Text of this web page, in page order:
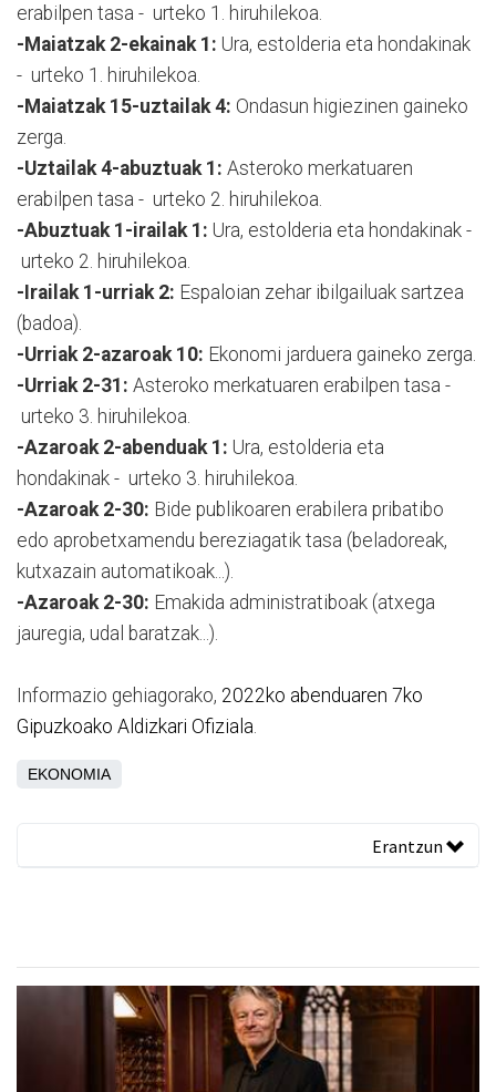
erabilpen tasa - urteko 1. hiruhilekoa.
-Maiatzak 2-ekainak 1: Ura, estolderia eta hondakinak
- urteko 1. hiruhilekoa.
-Maiatzak 15-uztailak 4: Ondasun higiezinen gaineko
zerga.
-Uztailak 4-abuztuak 1: Asteroko merkatuaren
erabilpen tasa - urteko 2. hiruhilekoa.
-Abuztuak 1-irailak 1: Ura, estolderia eta hondakinak -
urteko 2. hiruhilekoa.
-Irailak 1-urriak 2: Espaloian zehar ibilgailuak sartzea
(badoa).
-Urriak 2-azaroak 10: Ekonomi jarduera gaineko zerga.
-Urriak 2-31: Asteroko merkatuaren erabilpen tasa -
urteko 3. hiruhilekoa.
-Azaroak 2-abenduak 1: Ura, estolderia eta
hondakinak - urteko 3. hiruhilekoa.
-Azaroak 2-30: Bide publikoaren erabilera pribatibo
edo aprobetxamendu bereziagatik tasa (beladoreak,
kutxazain automatikoak...).
-Azaroak 2-30: Emakida administratiboak (atxega
jauregia, udal baratzak...).
Informazio gehiagorako, 2022ko abenduaren 7ko
Gipuzkoako Aldizkari Ofiziala
EKONOMIA
Erantzun